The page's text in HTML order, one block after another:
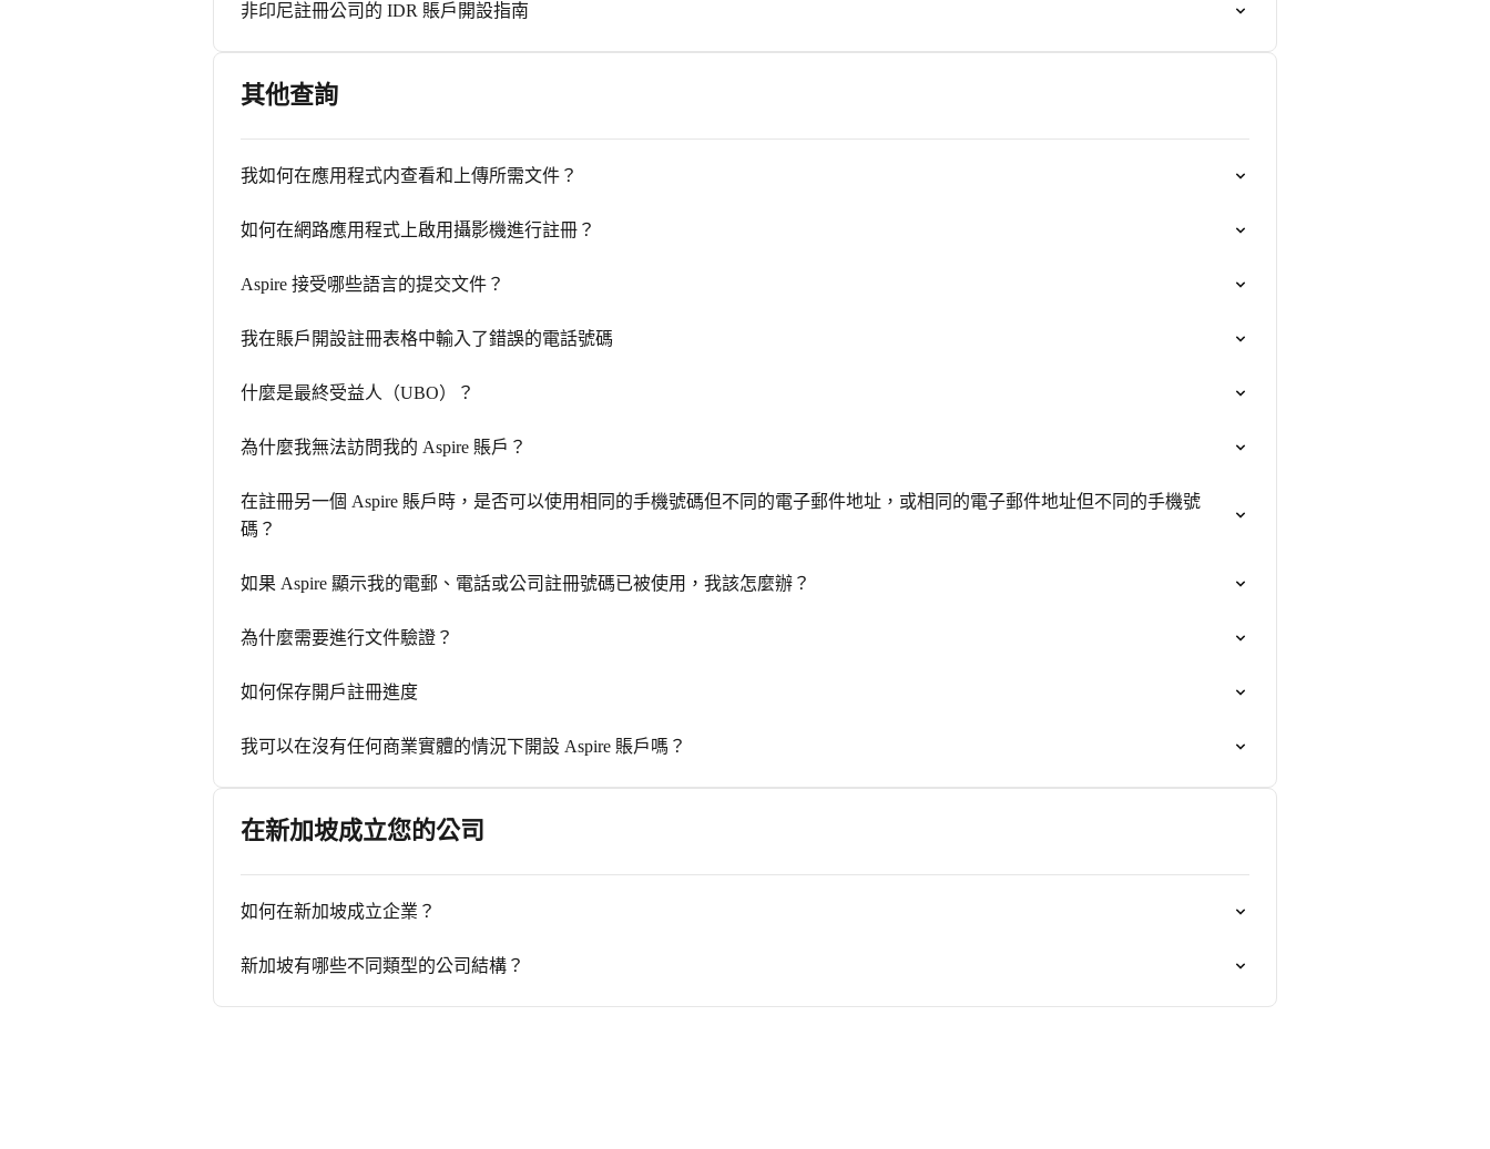
非印尼註冊公司的 IDR 賬戶開設指南
其他查詢
我如何在應用程式内查看和上傳所需文件？
如何在網路應用程式上啟用攝影機進行註冊？
Aspire 接受哪些語言的提交文件？
我在賬戶開設註冊表格中輸入了錯誤的電話號碼
什麼是最終受益人（UBO）？
為什麼我無法訪問我的 Aspire 賬戶？
在註冊另一個 Aspire 賬戶時，是否可以使用相同的手機號碼但不同的電子郵件地址，或相同的電子郵件地址但不同的手機號
碼？
如果 Aspire 顯示我的電郵、電話或公司註冊號碼已被使用，我該怎麼辦？
為什麼需要進行文件驗證？
如何保存開戶註冊進度
我可以在沒有任何商業實體的情況下開設 Aspire 賬戶嗎？
在新加坡成立您的公司
如何在新加坡成立企業？
新加坡有哪些不同類型的公司結構？